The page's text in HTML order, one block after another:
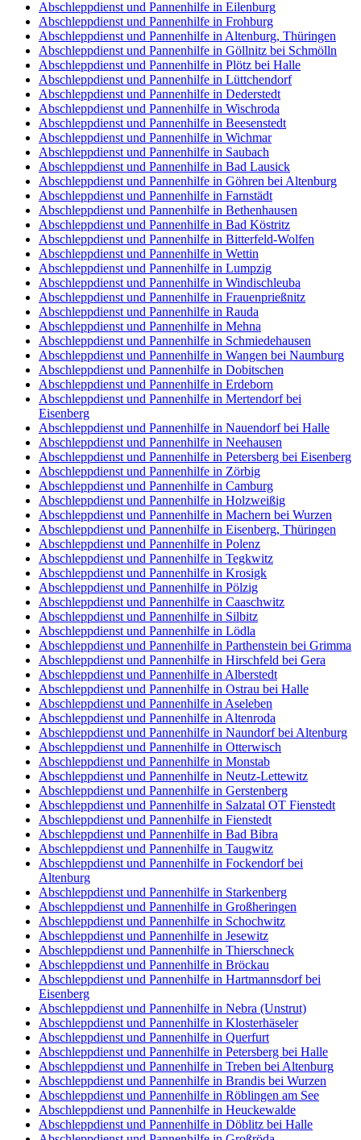
Abschleppdienst und Pannenhilfe in Eilenburg
Abschleppdienst und Pannenhilfe in Frohburg
Abschleppdienst und Pannenhilfe in Altenburg, Thüringen
Abschleppdienst und Pannenhilfe in Göllnitz bei Schmölln
Abschleppdienst und Pannenhilfe in Plötz bei Halle
Abschleppdienst und Pannenhilfe in Lüttchendorf
Abschleppdienst und Pannenhilfe in Dederstedt
Abschleppdienst und Pannenhilfe in Wischroda
Abschleppdienst und Pannenhilfe in Beesenstedt
Abschleppdienst und Pannenhilfe in Wichmar
Abschleppdienst und Pannenhilfe in Saubach
Abschleppdienst und Pannenhilfe in Bad Lausick
Abschleppdienst und Pannenhilfe in Göhren bei Altenburg
Abschleppdienst und Pannenhilfe in Farnstädt
Abschleppdienst und Pannenhilfe in Bethenhausen
Abschleppdienst und Pannenhilfe in Bad Köstritz
Abschleppdienst und Pannenhilfe in Bitterfeld-Wolfen
Abschleppdienst und Pannenhilfe in Wettin
Abschleppdienst und Pannenhilfe in Lumpzig
Abschleppdienst und Pannenhilfe in Windischleuba
Abschleppdienst und Pannenhilfe in Frauenprießnitz
Abschleppdienst und Pannenhilfe in Rauda
Abschleppdienst und Pannenhilfe in Mehna
Abschleppdienst und Pannenhilfe in Schmiedehausen
Abschleppdienst und Pannenhilfe in Wangen bei Naumburg
Abschleppdienst und Pannenhilfe in Dobitschen
Abschleppdienst und Pannenhilfe in Erdeborn
Abschleppdienst und Pannenhilfe in Mertendorf bei
Eisenberg
Abschleppdienst und Pannenhilfe in Nauendorf bei Halle
Abschleppdienst und Pannenhilfe in Neehausen
Abschleppdienst und Pannenhilfe in Petersberg bei Eisenberg
Abschleppdienst und Pannenhilfe in Zörbig
Abschleppdienst und Pannenhilfe in Camburg
Abschleppdienst und Pannenhilfe in Holzweißig
Abschleppdienst und Pannenhilfe in Machern bei Wurzen
Abschleppdienst und Pannenhilfe in Eisenberg, Thüringen
Abschleppdienst und Pannenhilfe in Polenz
Abschleppdienst und Pannenhilfe in Tegkwitz
Abschleppdienst und Pannenhilfe in Krosigk
Abschleppdienst und Pannenhilfe in Pölzig
Abschleppdienst und Pannenhilfe in Caaschwitz
Abschleppdienst und Pannenhilfe in Silbitz
Abschleppdienst und Pannenhilfe in Lödla
Abschleppdienst und Pannenhilfe in Parthenstein bei Grimma
Abschleppdienst und Pannenhilfe in Hirschfeld bei Gera
Abschleppdienst und Pannenhilfe in Alberstedt
Abschleppdienst und Pannenhilfe in Ostrau bei Halle
Abschleppdienst und Pannenhilfe in Aseleben
Abschleppdienst und Pannenhilfe in Altenroda
Abschleppdienst und Pannenhilfe in Naundorf bei Altenburg
Abschleppdienst und Pannenhilfe in Otterwisch
Abschleppdienst und Pannenhilfe in Monstab
Abschleppdienst und Pannenhilfe in Neutz-Lettewitz
Abschleppdienst und Pannenhilfe in Gerstenberg
Abschleppdienst und Pannenhilfe in Salzatal OT Fienstedt
Abschleppdienst und Pannenhilfe in Fienstedt
Abschleppdienst und Pannenhilfe in Bad Bibra
Abschleppdienst und Pannenhilfe in Taugwitz
Abschleppdienst und Pannenhilfe in Fockendorf bei
Altenburg
Abschleppdienst und Pannenhilfe in Starkenberg
Abschleppdienst und Pannenhilfe in Großheringen
Abschleppdienst und Pannenhilfe in Schochwitz
Abschleppdienst und Pannenhilfe in Jesewitz
Abschleppdienst und Pannenhilfe in Thierschneck
Abschleppdienst und Pannenhilfe in Bröckau
Abschleppdienst und Pannenhilfe in Hartmannsdorf bei
Eisenberg
Abschleppdienst und Pannenhilfe in Nebra (Unstrut)
Abschleppdienst und Pannenhilfe in Klosterhäseler
Abschleppdienst und Pannenhilfe in Querfurt
Abschleppdienst und Pannenhilfe in Petersberg bei Halle
Abschleppdienst und Pannenhilfe in Treben bei Altenburg
Abschleppdienst und Pannenhilfe in Brandis bei Wurzen
Abschleppdienst und Pannenhilfe in Röblingen am See
Abschleppdienst und Pannenhilfe in Heuckewalde
Abschleppdienst und Pannenhilfe in Döblitz bei Halle